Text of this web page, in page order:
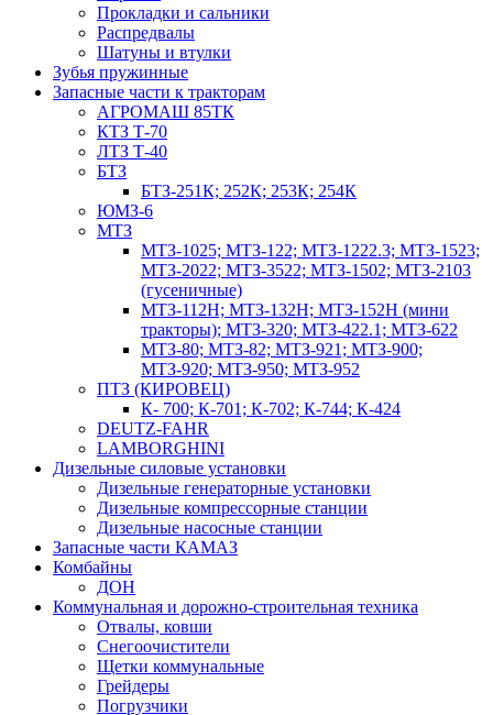
Прокладки и сальники
Распредвалы
Шатуны и втулки
Зубья пружинные
Запасные части к тракторам
АГРОМАШ 85ТК
КТЗ Т-70
ЛТЗ Т-40
БТЗ
БТЗ-251К; 252К; 253К; 254К
ЮМЗ-6
МТЗ
МТЗ-1025; МТЗ-122; МТЗ-1222.3; МТЗ-1523;
МТЗ-2022; МТЗ-3522; МТЗ-1502; МТЗ-2103
(гусеничные)
МТЗ-112Н; МТЗ-132Н; МТЗ-152Н (мини
тракторы); МТЗ-320; МТЗ-422.1; МТЗ-622
МТЗ-80; МТЗ-82; МТЗ-921; МТЗ-900;
МТЗ-920; МТЗ-950; МТЗ-952
ПТЗ (КИРОВЕЦ)
К- 700; К-701; К-702; К-744; К-424
DEUTZ-FAHR
LAMBORGHINI
Дизельные силовые установки
Дизельные генераторные установки
Дизельные компрессорные станции
Дизельные насосные станции
Запасные части КАМАЗ
Комбайны
ДОН
Коммунальная и дорожно-строительная техника
Отвалы, ковши
Снегоочистители
Щетки коммунальные
Грейдеры
Погрузчики